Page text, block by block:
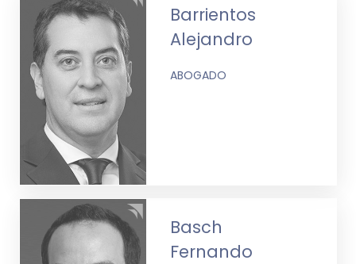
Barrientos
Alejandro
ABOGADO
Basch
Fernando